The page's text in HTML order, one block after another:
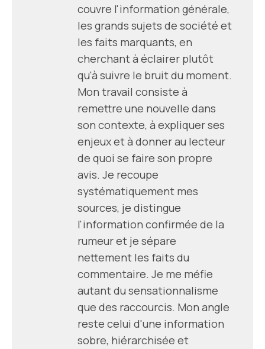
couvre l'information générale,
les grands sujets de société et
les faits marquants, en
cherchant à éclairer plutôt
qu'à suivre le bruit du moment.
Mon travail consiste à
remettre une nouvelle dans
son contexte, à expliquer ses
enjeux et à donner au lecteur
de quoi se faire son propre
avis. Je recoupe
systématiquement mes
sources, je distingue
l'information confirmée de la
rumeur et je sépare
nettement les faits du
commentaire. Je me méfie
autant du sensationnalisme
que des raccourcis. Mon angle
reste celui d'une information
sobre, hiérarchisée et